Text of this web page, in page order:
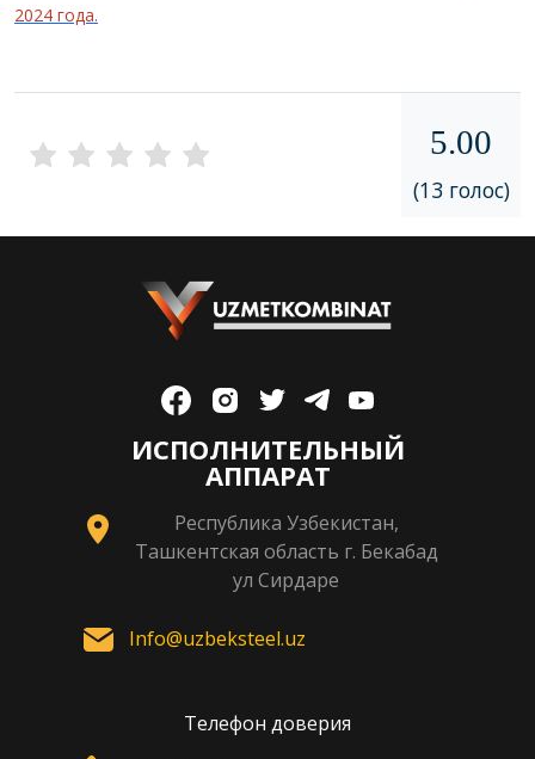
2024 года.
5.00
(13 голос)
ИСПОЛНИТЕЛЬНЫЙ
АППАРАТ
Республика Узбекистан,
Ташкентская область г. Бекабад
ул Сирдаре
Info@uzbeksteel.uz
Телефон доверия